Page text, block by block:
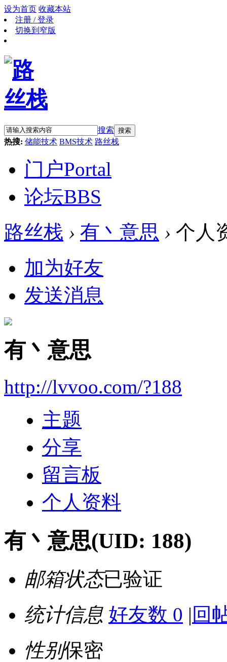
设为首页 收藏本站
注册 / 登录
切换到窄版
搜索 搜索
热搜: 储能技术 BMS技术 路丝栈
门户Portal
论坛BBS
路丝栈 › 有丶意思 › 个人
加为好友
发送消息
有丶意思
http://lvvoo.com/?188
主题
分享
留言板
个人资料
有丶意思(UID: 188)
邮箱状态已验证
统计信息 好友数 0 | 回
性别保密